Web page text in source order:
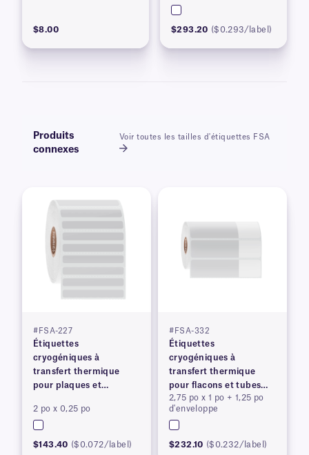
$8.00 $293.20 ($0.293/label)
Produits
connexes
Voir toutes les tailles d'étiquettes FSA
#FSA-227
Étiquettes
cryogéniques à
transfert thermique
pour plaques et
2 po x 0,25 po
$143.40 ($0.072/label)
#FSA-332
Étiquettes
cryogéniques à
transfert thermique
pour flacons et tubes
congelés
2,75 po x 1 po + 1,25 po
d'enveloppe
$232.10 ($0.232/label)